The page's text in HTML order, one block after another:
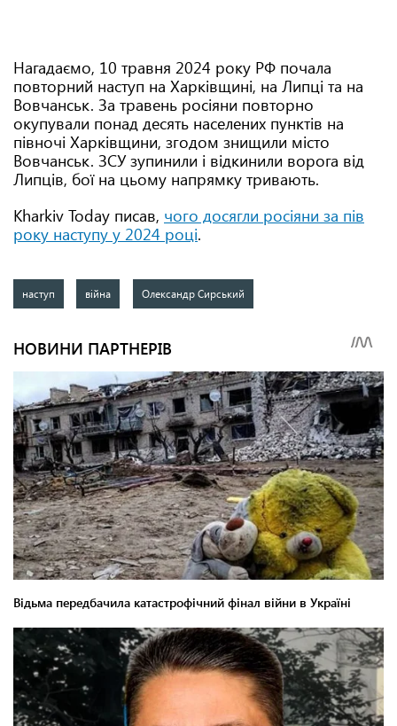
Нагадаємо, 10 травня 2024 року РФ почала
повторний наступ на Харківщині, на Липці та на
Вовчанськ. За травень росіяни повторно
окупували понад десять населених пунктів на
півночі Харківщини, згодом знищили місто
Вовчанськ. ЗСУ зупинили і відкинили ворога від
Липців, бої на цьому напрямку тривають.
Kharkiv Today писав, чого досягли росіяни за пів
року наступу у 2024 році.
наступ війна Олександр Сирський